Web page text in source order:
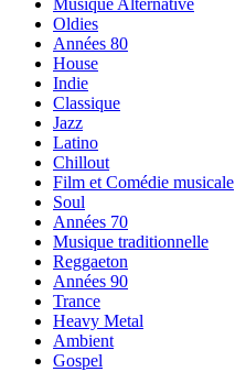
Musique Alternative
Oldies
Années 80
House
Indie
Classique
Jazz
Latino
Chillout
Film et Comédie musicale
Soul
Années 70
Musique traditionnelle
Reggaeton
Années 90
Trance
Heavy Metal
Ambient
Gospel